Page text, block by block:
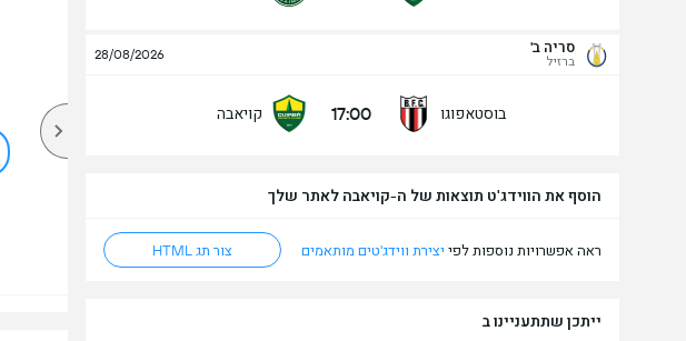
סריה ב'
ברזיל 28/08/2026
בוסטאפוגו 17:00 קויאבה
הוסף את הווידג'ט תוצאות של ה-קויאבה לאתר שלך
ראה אפשרויות נוספות לפי יצירת ווידג'טים מותאמים צור תג HTML
ייתכן שתתעניינו ב
מעל/מתחת שערים - 90 דק' (2.5)